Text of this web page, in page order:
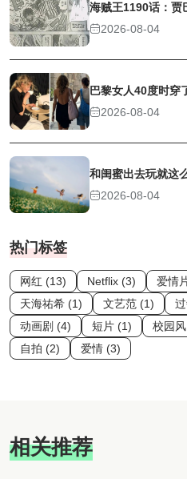
海贼王1190话：贾
2026-08-04
巴黎女人40度时穿
2026-08-04
和闺蜜出去玩就这
2026-08-04
热门标签
网红 (13) Netflix (3) 爱情
天海祐希 (1)
文艺范 (1)
动画剧 (4)
短片 (1) 校园
自拍 (2)
爱情 (3)
相关推荐